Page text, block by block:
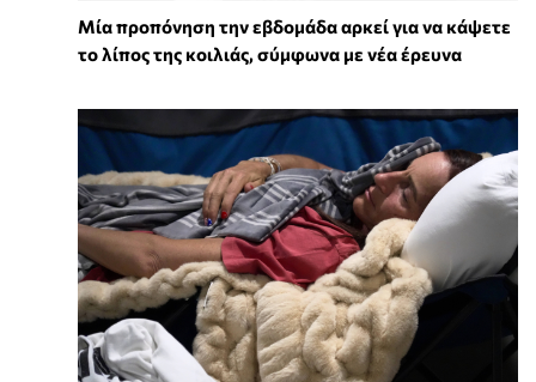
Μία προπόνηση την εβδομάδα αρκεί για να κάψετε
το λίπος της κοιλιάς, σύμφωνα με νέα έρευνα